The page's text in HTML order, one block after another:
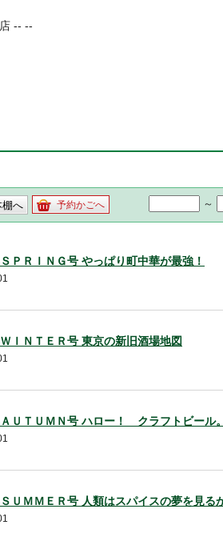
-- --
棚へ 予約かごへ ～
ＰＲＩＮＧ号 やっぱり町中華が最強！
ＩＮＴＥＲ号 東京の新旧酒場地図
ＵＴＵＭＮ号 ハロー！ クラフトビール
ＵＭＭＥＲ号 人類はスパイスの夢を見る